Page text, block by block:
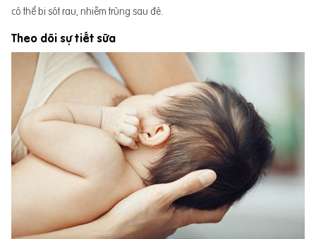
có thể bị sót rau, nhiễm trùng sau đẻ.
Theo dõi sự tiết sữa